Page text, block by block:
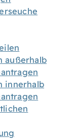
außerhalb
innerhalb